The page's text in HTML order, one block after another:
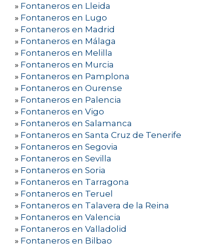
» Fontaneros en Lleida
» Fontaneros en Lugo
» Fontaneros en Madrid
» Fontaneros en Málaga
» Fontaneros en Melilla
» Fontaneros en Murcia
» Fontaneros en Pamplona
» Fontaneros en Ourense
» Fontaneros en Palencia
» Fontaneros en Vigo
» Fontaneros en Salamanca
» Fontaneros en Santa Cruz de Tenerife
» Fontaneros en Segovia
» Fontaneros en Sevilla
» Fontaneros en Soria
» Fontaneros en Tarragona
» Fontaneros en Teruel
» Fontaneros en Talavera de la Reina
» Fontaneros en Valencia
» Fontaneros en Valladolid
» Fontaneros en Bilbao